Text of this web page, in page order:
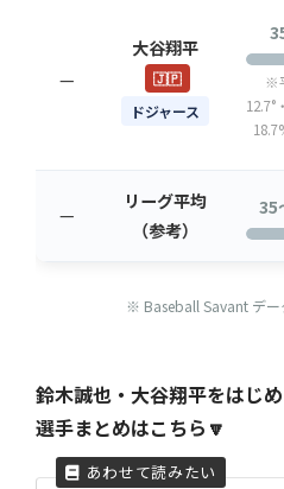
—
大谷翔平
🇯🇵
ドジャース
※
12.7°
—
リーグ平均
（参考）
35
※ Baseball Savant デー
鈴木誠也・大谷翔平をはじ
選手まとめはこちら🔽